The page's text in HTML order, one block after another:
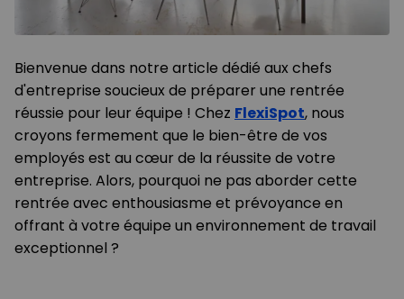
Bienvenue dans notre article dédié aux chefs
d'entreprise soucieux de préparer une rentrée
réussie pour leur équipe ! Chez FlexiSpot, nous
croyons fermement que le bien-être de vos
employés est au cœur de la réussite de votre
entreprise. Alors, pourquoi ne pas aborder cette
rentrée avec enthousiasme et prévoyance en
offrant à votre équipe un environnement de travail
exceptionnel ?